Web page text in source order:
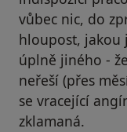
vůbec nic, do
hloupost, jakou
úplně jiného -
neřeší (přes
se vracející
zklamaná.